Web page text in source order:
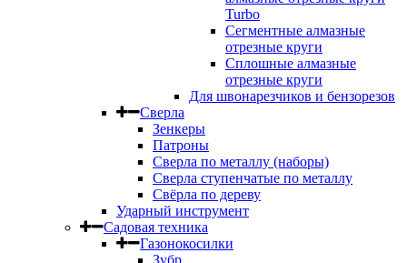
Turbo
Сегментные алмазные
отрезные круги
Сплошные алмазные
отрезные круги
Для швонарезчиков и бензорезов
Сверла
Зенкеры
Патроны
Сверла по металлу (наборы)
Сверла ступенчатые по металлу
Свёрла по дереву
Ударный инструмент
Садовая техника
Газонокосилки
Зубр